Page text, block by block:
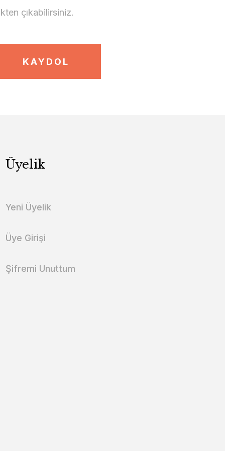
çıkabilirsiniz.
KAYDOL
Üyelik
Yeni Üyelik
Üye Girişi
Şifremi Unuttum